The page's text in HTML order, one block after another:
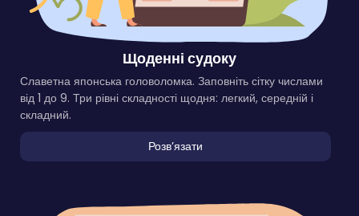
Щоденні судоку
Славетна японська головоломка. Заповніть сітку числами
від 1 до 9. Три рівні складності щодня: легкий, середній і
складний.
Розвʼязати